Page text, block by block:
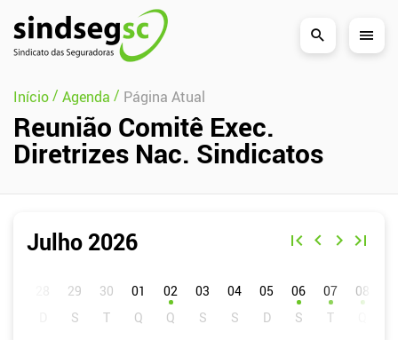
Pular Navegação (s)
Início/ Agenda / Página Atual
Reunião Comitê Exec.
Diretrizes Nac. Sindicatos
Julho 2026
01 02 03 04 05 06 07 08